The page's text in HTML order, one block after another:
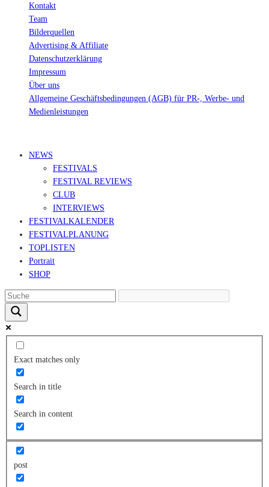
Kontakt
Team
Bilderquellen
Advertising & Affiliate
Datenschutzerklärung
Impressum
Über uns
Allgemeine Geschäftsbedingungen (AGB) für PR-, Werbe- und
Medienleistungen
NEWS
FESTIVALS
FESTIVAL REVIEWS
CLUB
INTERVIEWS
FESTIVALKALENDER
FESTIVALPLANUNG
TOPLISTEN
Portrait
SHOP
Exact matches only
Search in title
Search in content
post